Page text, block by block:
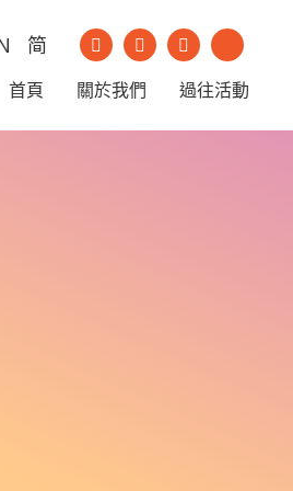
简 我們的Facebook
我們的Instagram
我們的我們的
首頁
關於我們 過往活動